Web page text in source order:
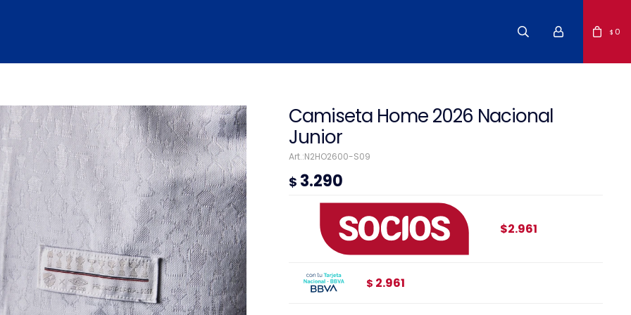
$ 0
Camiseta Home 2026 Nacional
Junior
N2HO2600-S09
$ 3.290
$2.961
$ 2.961